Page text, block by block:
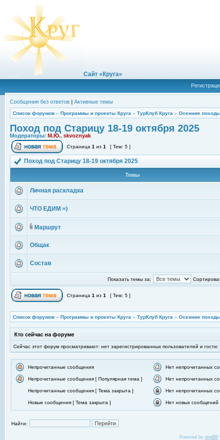
Сайт «Круга»
Сообщения без ответов | Активные темы
Список форумов » Программы и проекты Круга » ТурКлуб Круга » Осенние
Поход под Старицу 18-19 октября 2025
Модераторы: М.Ю., skvoznyak
Страница 1 из 1 [ Тем: 5 ]
Поход под Старицу 18-19 октября 2025
Темы
Личная раскладка
ЧТО ЕДИМ =)
Маршрут
Общак
Состав
Показать темы за:
Страница 1 из 1 [ Тем: 5 ]
Список форумов » Программы и проекты Круга » ТурКлуб Круга » Осенние
Кто сейчас на форуме
Сейчас этот форум просматривают: нет зарегистрированных пользователей и гости:
Непрочитанные сообщения Нет непрочитанных
Непрочитанные сообщения [ Популярная тема ] Нет непрочитанных
Непрочитанные сообщения [ Тема закрыта ] Нет непрочитанных
Новые сообщения [ Тема закрыта ] Нет новых сообщений
Найти:
Powered by phpBB